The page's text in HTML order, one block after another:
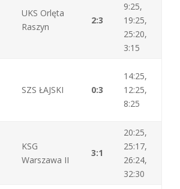
UKS Orlęta
Raszyn
2:3
9:25,
19:25,
25:20,
3:15
SZS ŁAJSKI 0:3
14:25,
12:25,
8:25
KSG
Warszawa II
3:1
20:25,
25:17,
26:24,
32:30